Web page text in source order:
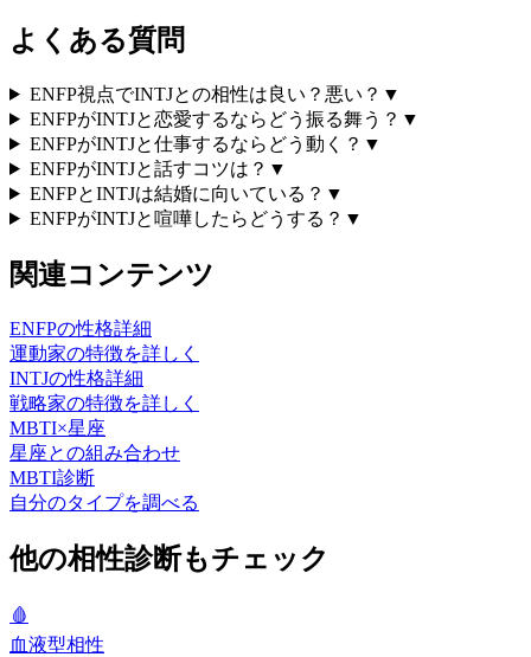
よくある質問
ENFP視点でINTJとの相性は良い？悪い？ ▼
ENFPがINTJと恋愛するならどう振る舞う？ ▼
ENFPがINTJと仕事するならどう動く？ ▼
ENFPがINTJと話すコツは？ ▼
ENFPとINTJは結婚に向いている？ ▼
ENFPがINTJと喧嘩したらどうする？ ▼
関連コンテンツ
ENFPの性格詳細
運動家の特徴を詳しく
INTJの性格詳細
戦略家の特徴を詳しく
MBTI×星座
星座との組み合わせ
MBTI診断
自分のタイプを調べる
他の相性診断もチェック
🩸
血液型相性